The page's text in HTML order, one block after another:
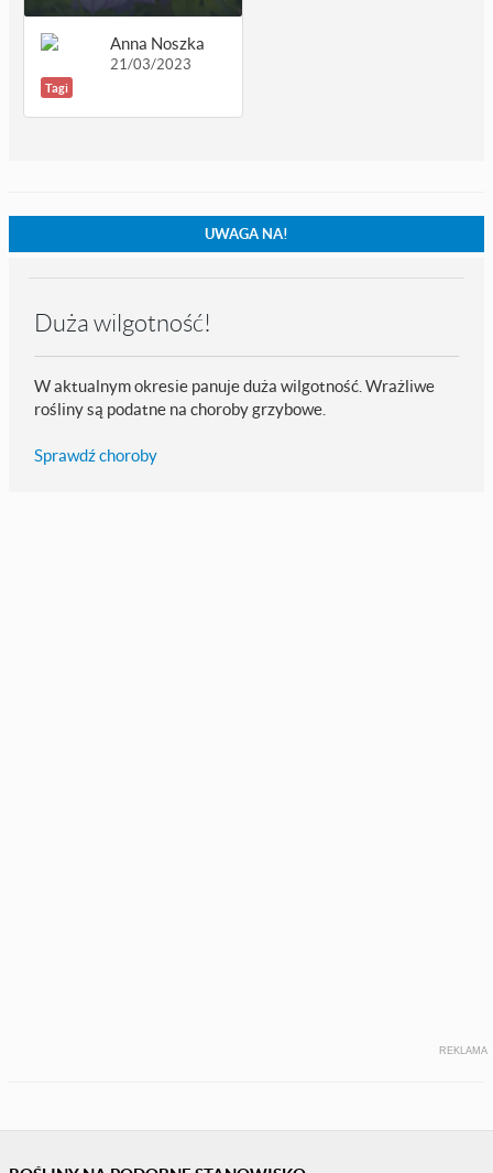
Anna Noszka
21/03/2023
Tagi
UWAGA NA!
Duża wilgotność!
W aktualnym okresie panuje duża wilgotność. Wrażliwe
rośliny są podatne na choroby grzybowe.
Sprawdź choroby
REKLAMA